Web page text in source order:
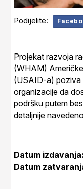
Podijelite:
Projekat razvoja
(WHAM)
(USAID-a) poziva
organizacije da
podršku putem
detaljnije
Datum
Datum